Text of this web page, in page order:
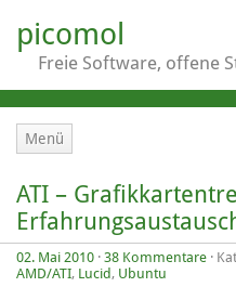
picomol
Freie Software, offene
Menü
ATI –
02. Mai 2010 · 38 Kommentare ·
AMD/ATI, Lucid, Ubuntu